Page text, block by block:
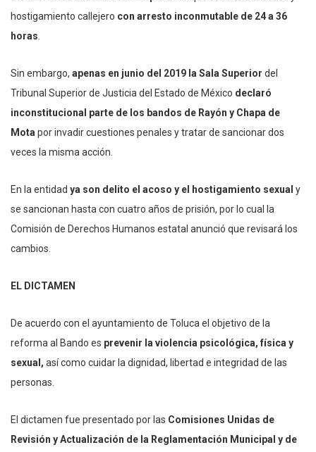
hostigamiento callejero con arresto inconmutable de 24 a 36
horas
Sin embargo, apenas en junio del 2019 la Sala Superior del
Tribunal Superior de Justicia del Estado de México declaró
inconstitucional parte de los bandos de Rayón y Chapa de
Mota por invadir cuestiones penales y tratar de sancionar dos
veces la misma acción.
En la entidad ya son delito el acoso y el hostigamiento sexual y
se sancionan hasta con cuatro años de prisión, por lo cual la
Comisión de Derechos Humanos estatal anunció que revisará los
cambios.
EL DICTAMEN
De acuerdo con el ayuntamiento de Toluca el objetivo de la
reforma al Bando es prevenir la violencia psicológica, física y
sexual, así como cuidar la dignidad, libertad e integridad de las
personas.
El dictamen fue presentado por las Comisiones Unidas de
Revisión y Actualización de la Reglamentación Municipal y de